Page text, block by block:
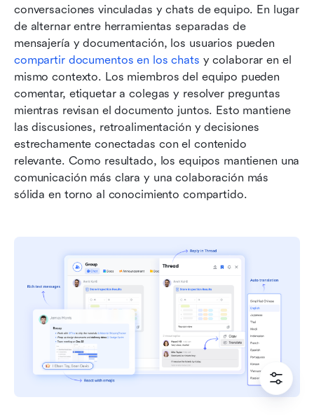
conversaciones vinculadas y chats de equipo. En lugar
de alternar entre herramientas separadas de
compartir documentos en los chats y colaborar en el
mismo contexto. Los miembros del equipo pueden
comentar, etiquetar a colegas y resolver preguntas
mientras revisan el documento juntos. Esto mantiene
las discusiones, retroalimentación y decisiones
estrechamente conectadas con el contenido
relevante. Como resultado, los equipos mantienen una
comunicación más clara y una colaboración más
sólida en torno al conocimiento compartido.